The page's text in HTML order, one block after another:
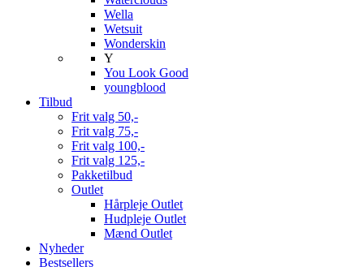
Wella
Wetsuit
Wonderskin
Y
You Look Good
youngblood
Tilbud
Frit valg 50,-
Frit valg 75,-
Frit valg 100,-
Frit valg 125,-
Pakketilbud
Outlet
Hårpleje Outlet
Hudpleje Outlet
Mænd Outlet
Nyheder
Bestsellers